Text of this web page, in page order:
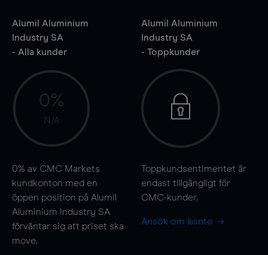
Alumil Aluminium
Industry SA
- Alla kunder
0%
N/A
0% av CMC Markets
kundkonton med en
öppen position på Alumil
Aluminium Industry SA
förväntar sig att priset ska
move.
Alumil Aluminium
Industry SA
- Toppkunder
Toppkundsentimentet är
endast tillgängligt för
CMC-kunder.
Ansök om konto